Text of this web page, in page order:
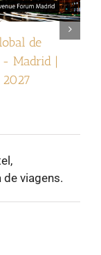
de
- Madrid |
2027
viagens.